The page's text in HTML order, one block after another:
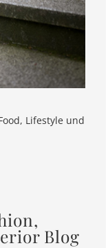
Lifestyle und
Blog